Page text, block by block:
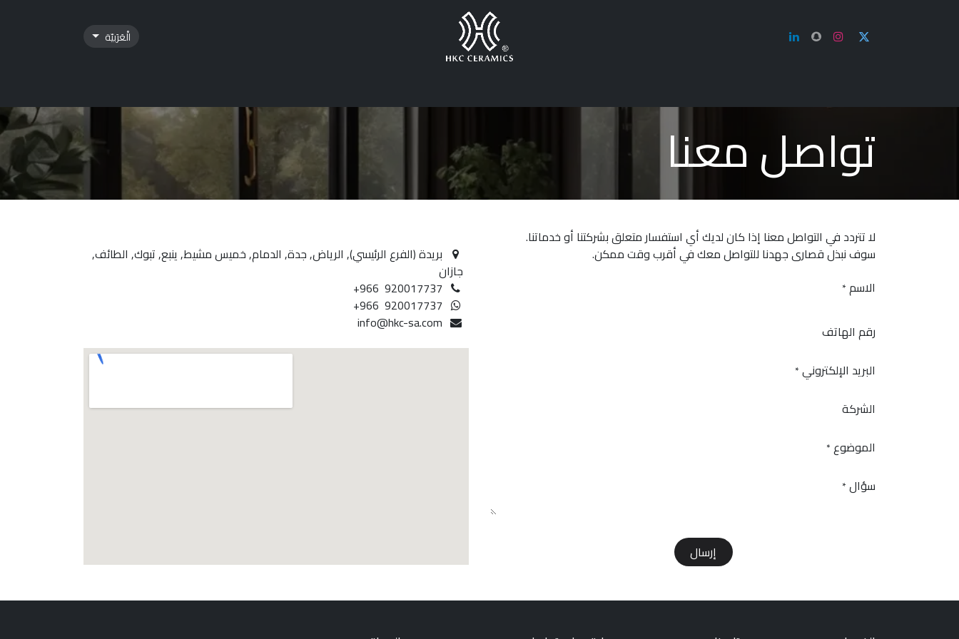
الْعَرَبيّة
تواصل معنا
لا تتردد في التواصل معنا إذا كان لديك أي استفسار متعلق بشركتنا أو خدماتنا.
سوف نبذل قصارى جهدنا للتواصل معك في أقرب وقت ممكن.
الاسم*
رقم الهاتف
البريد الإلكتروني*
الشركة
الموضوع*
سؤال*
إرسال
بريدة (الفرع الرئيسي), الرياض, جدة, الدمام, خميس مشيط, ينبع, تبوك, الطائف,
جازان
+966 920017737
+966 920017737
info@hkc-sa.com